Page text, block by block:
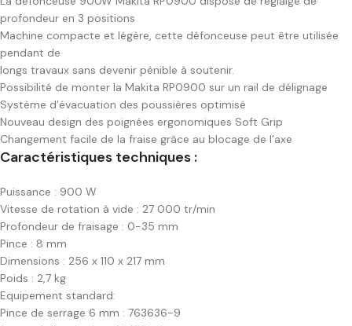
profondeur en 3 positions
Machine compacte et légère, cette défonceuse peut être utilisée
pendant de
longs travaux sans devenir pénible à soutenir.
Possibilité de monter la Makita RP0900 sur un rail de délignage
Système d’évacuation des poussières optimisé
Nouveau design des poignées ergonomiques Soft Grip
Changement facile de la fraise grâce au blocage de l’axe
Caractéristiques techniques :
Puissance : 900 W
Vitesse de rotation à vide : 27 000 tr/min
Profondeur de fraisage : 0-35 mm
Pince : 8 mm
Dimensions : 256 x 110 x 217 mm
Poids : 2,7 kg
Equipement standard:
Pince de serrage 6 mm : 763636-9